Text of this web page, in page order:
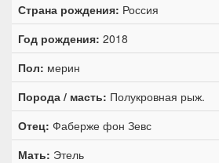
Страна рождения: Россия
Год рождения: 2018
Пол: мерин
Порода / масть: Полукровная рыж.
Отец: Фаберже фон Зевс
Мать: Этель